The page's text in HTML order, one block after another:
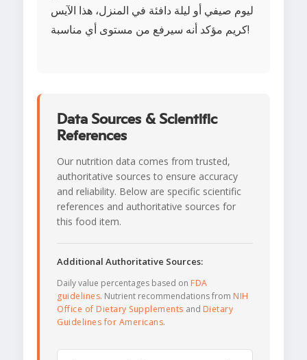
ليوم صيفي أو ليلة دافئة في المنزل، هذا الآيس
كريم مؤكد أنه سيرفع من مستوى أي مناسبة!
Data Sources & Scientific
References
Our nutrition data comes from trusted,
authoritative sources to ensure accuracy
and reliability. Below are specific scientific
references and authoritative sources for
this food item.
Additional Authoritative Sources:
Daily value percentages based on FDA
guidelines. Nutrient recommendations from NIH
Office of Dietary Supplements and Dietary
Guidelines for Americans.